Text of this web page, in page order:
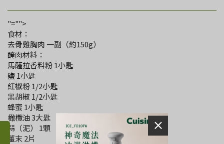
"="">
食材：
去骨雞胸肉 一副（約150g）
醃肉材料：
馬薩拉香料粉 1小匙
鹽 1小匙
紅椒粉 1/2小匙
黑胡椒 1/2小匙
蜂蜜 1小匙
橄欖油 3大匙
蒜（泥） 1顆
薑末 2片